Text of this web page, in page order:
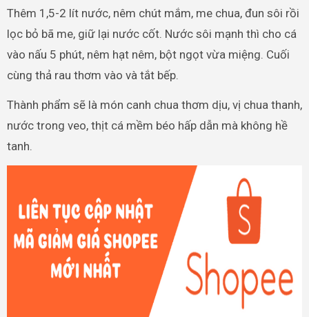
Thêm 1,5-2 lít nước, nêm chút mắm, me chua, đun sôi rồi
lọc bỏ bã me, giữ lại nước cốt. Nước sôi mạnh thì cho cá
vào nấu 5 phút, nêm hạt nêm, bột ngọt vừa miệng. Cuối
cùng thả rau thơm vào và tắt bếp.
Thành phẩm sẽ là món canh chua thơm dịu, vị chua thanh,
nước trong veo, thịt cá mềm béo hấp dẫn mà không hề
tanh.